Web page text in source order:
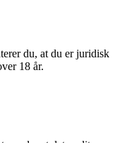
du, at du er juridisk
18 år.